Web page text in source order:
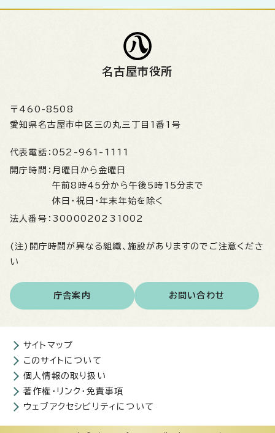
名古屋市役所
〒460-8508
愛知県名古屋市中区三の丸三丁目1番1号
代表電話： 052-961-1111
開庁時間： 月曜日から金曜日
午前8時45分から午後5時15分まで
休日・祝日・年末年始を除く
法人番号： 3000020231002
(注)開庁時間が異なる組織、施設がありますのでご注意くださ
い
庁舎案内 お問い合わせ
サイトマップ
このサイトについて
個人情報の取り扱い
著作権・リンク・免責事項
ウェブアクセシビリティについて